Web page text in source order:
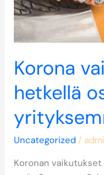
Korona
hetkellä
Uncategorized /
Koronan vaikutukset
yrityksemme
toimintaan